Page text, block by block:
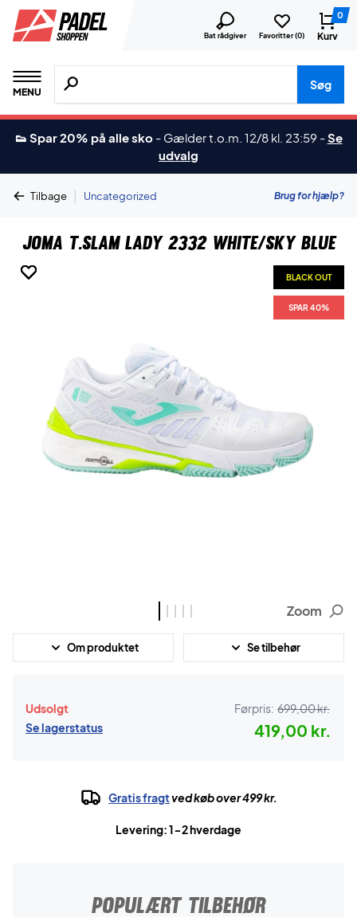
Bat rådgiver Favoritter (0)
0
Kurv
MENU
Søg efter produkter, mærker etc.
Søg
👟 Spar 20% på alle sko - Gælder t.o.m. 12/8 kl. 23:59 -Se
udvalg
Tilbage | Uncategorized Brug for hjælp?
Joma T.Slam Lady 2332 White/Sky Blue
BLACK OUT
SPAR 40%
BLACK OUT
SPAR 40%
BLACK OUT
SPAR 40%
BLACK OUT
SPAR 40%
BLACK OUT
SPAR 40%
Zoom
Om produktet Se tilbehør
Udsolgt
Se lagerstatus
Førpris: 699,00 kr.
419,00 kr.
Gratis fragtved køb over 499 kr.
Levering: 1-2 hverdage
POPULÆRT TILBEHØR